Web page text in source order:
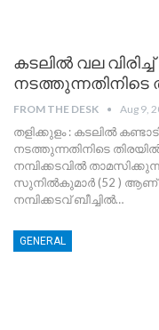
കടലിൽ വല
നടത്തുന്നതിനിടെ
FROM THE DESK Aug 9,
തളിക്കുളം : കടലിൽ
നടത്തുന്നതിനിടെ
നമ്പിക്കടവിൽ
സുനിൽകുമാർ (52 ) ആണ്
നമ്പിക്കടവ് ബീച്ചിൽ…
GENERAL